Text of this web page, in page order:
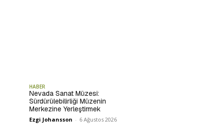
HABER
Nevada Sanat Müzesi:
Sürdürülebilirliği Müzenin
Merkezine Yerleştirmek
Ezgi Johansson - 6 Ağustos 2026